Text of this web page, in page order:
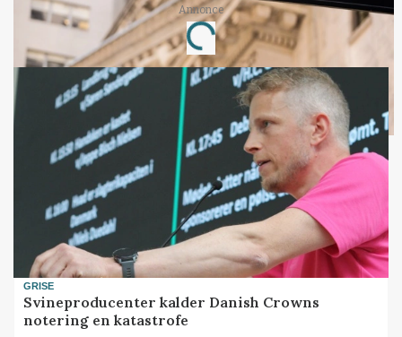
Annonce
Loading...
GRISE
Svineproducenter kalder Danish Crowns
notering en katastrofe